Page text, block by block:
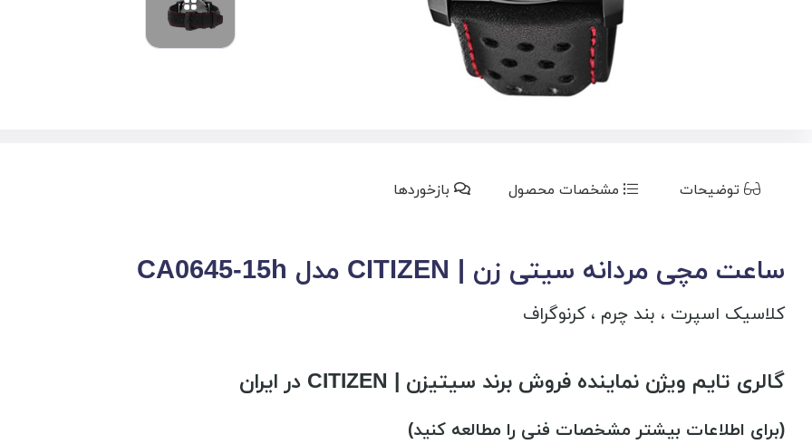
توضیحات مشخصات محصول بازخوردها
ساعت مچی مردانه سیتی زن | CITIZEN مدل CA0645-15h
کلاسیک اسپرت ، بند چرم ، کرنوگراف
گالری تایم ویژن نماینده فروش برند سیتیزن | CITIZEN در ایران
(برای اطلاعات بیشتر مشخصات فنی را مطالعه کنید)